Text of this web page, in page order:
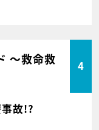
～救命救
4
故!?